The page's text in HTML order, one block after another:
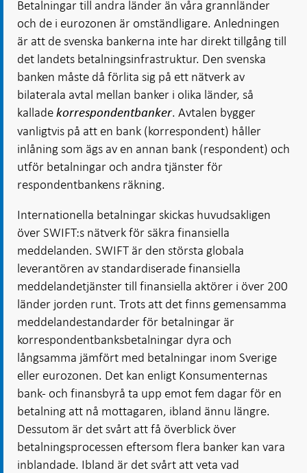
Betalningar till andra länder än våra grannländer
och de i eurozonen är omständligare. Anledningen
är att de svenska bankerna inte har direkt tillgång till
det landets betalningsinfrastruktur. Den svenska
banken måste då förlita sig på ett nätverk av
bilaterala avtal mellan banker i olika länder, så
kallade korrespondentbanker. Avtalen bygger
vanligtvis på att en bank (korrespondent) håller
inlåning som ägs av en annan bank (respondent) och
utför betalningar och andra tjänster för
respondentbankens räkning.
Internationella betalningar skickas huvudsakligen
över SWIFT:s nätverk för säkra finansiella
meddelanden. SWIFT är den största globala
leverantören av standardiserade finansiella
meddelandetjänster till finansiella aktörer i över 200
länder jorden runt. Trots att det finns gemensamma
meddelandestandarder för betalningar är
korrespondentbanksbetalningar dyra och
långsamma jämfört med betalningar inom Sverige
eller eurozonen. Det kan enligt Konsumenternas
bank- och finansbyrå ta upp emot fem dagar för en
betalning att nå mottagaren, ibland ännu längre.
Dessutom är det svårt att få överblick över
betalningsprocessen eftersom flera banker kan vara
inblandade. Ibland är det svårt att veta vad